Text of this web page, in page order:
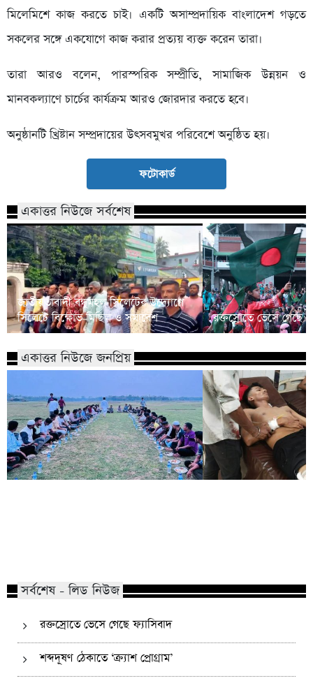
মিলেমিশে কাজ করতে চাই। একটি অসাম্প্রদায়িক বাংলাদেশ গড়তে
সকলের সঙ্গে একযোগে কাজ করার প্রত্যয় ব্যক্ত করেন তারা।
তারা আরও বলেন, পারস্পরিক সম্প্রীতি, সামাজিক উন্নয়ন ও
মানবকল্যাণে চার্চের কার্যক্রম আরও জোরদার করতে হবে।
অনুষ্ঠানটি খ্রিষ্টান সম্প্রদায়ের উৎসবমুখর পরিবেশে অনুষ্ঠিত হয়।
ফটোকার্ড
একাত্তর নিউজে সর্বশেষ
জাতীয়তাবাদী বন্ধুমহল সিলেটের উদ্যোগে
সিলেটে বিক্ষোভ মিছিল ও সমাবেশ
রক্তস্রোতে ভেসে গেছে
একাত্তর নিউজে জনপ্রিয়
সর্বশেষ - লিড নিউজ
রক্তস্রোতে ভেসে গেছে ফ্যাসিবাদ
শব্দদূষণ ঠেকাতে ‘ক্র্যাশ প্রোগ্রাম’